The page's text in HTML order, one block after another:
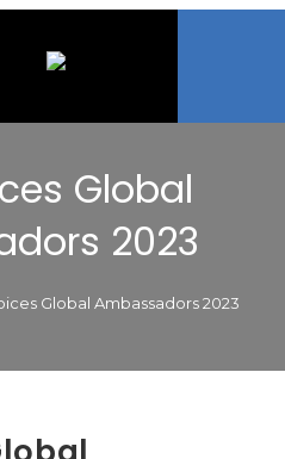
Global
2023
Global Ambassadors 2023